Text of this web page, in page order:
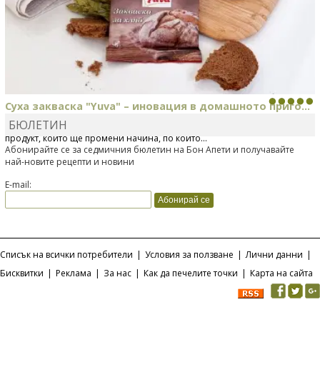
Суха закваска "Yuva" – иновация в домашното приго...
Отскоро Лесафр България стартира предлагането на изцяло нов
продукт, който ще промени начина, по който...
БЮЛЕТИН
Абонирайте се за седмичния бюлетин на Бон Апети и получавайте
най-новите рецепти и новини
E-mail:
Списък на всички потребители | Условия за ползване | Лични данни |
Бисквитки | Реклама | За нас | Как да печелите точки | Карта на сайта